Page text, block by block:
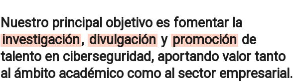
Nuestro principal objetivo es fomentar la
investigación, divulgación y promoción de
talento en ciberseguridad, aportando valor tanto
al ámbito académico como al sector empresarial.